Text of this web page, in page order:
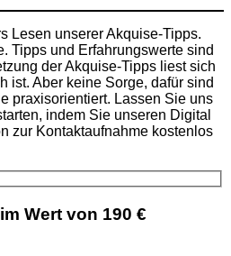
Lesen unserer Akquise-Tipps.
Tipps und Erfahrungswerte sind
der Akquise-Tipps liest sich
ist. Aber keine Sorge, dafür sind
praxisorientiert. Lassen Sie uns
indem Sie unseren Digital
zur Kontaktaufnahme kostenlos
Wert von 190 €